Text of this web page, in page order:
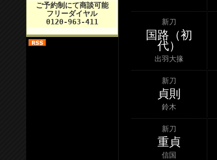
ご予約制にて商談可能
フリーダイヤル
0120-963-411
新刀
国路（初
代）
出羽大掾
新刀
貞則
鈴木
新刀
重貞
信国